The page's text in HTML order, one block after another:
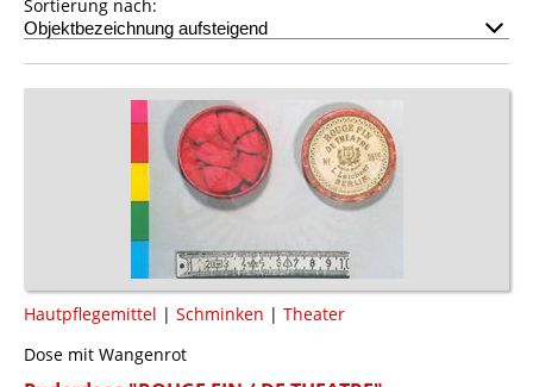
Sortierung nach:
Hautpflegemittel | Schminken | Theater
Dose mit Wangenrot